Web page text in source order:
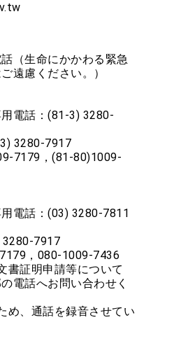
（生命にかかわる緊急
遠慮ください。）
電話：(81-3) 3280-
3280-7917
7179，(81-80)1009-
電話：(03) 3280-7811
3280-7917
，080-1009-7436
書証明申請等について
電話へお問い合わせく
、通話を録音させてい